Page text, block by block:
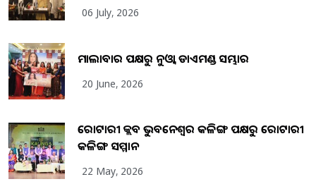
06 July, 2026
ମାଲାବାର ପକ୍ଷରୁ ନୁଓ୍ବା ଡାଏମଣ୍ଡ ସମ୍ଭାର
20 June, 2026
ରୋଟାରୀ କ୍ଲବ ଭୁବନେଶ୍ୱର କଳିଙ୍ଗ ପକ୍ଷରୁ ରୋଟାରୀ
କଳିଙ୍ଗ ସମ୍ମାନ
22 May, 2026